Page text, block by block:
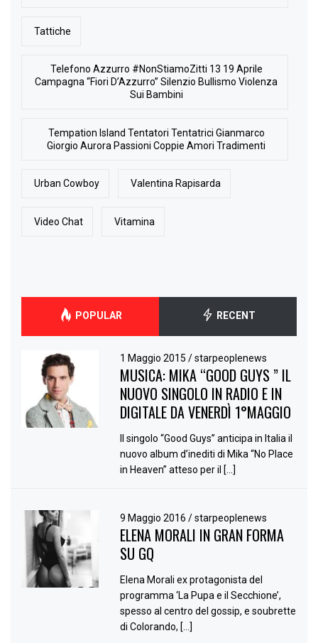
Tattiche
Telefono Azzurro #NonStiamoZitti 13 19 Aprile
Campagna “Fiori D’Azzurro” Silenzio Bullismo Violenza
Sui Bambini
Tempation Island Tentatori Tentatrici Gianmarco
Giorgio Aurora Passioni Coppie Amori Tradimenti
Urban Cowboy Valentina Rapisarda
Video Chat Vitamina
POPULAR RECENT
1 Maggio 2015/ starpeoplenews
MUSICA: MIKA “GOOD GUYS ” IL
NUOVO SINGOLO IN RADIO E IN
DIGITALE DA VENERDÌ 1°MAGGIO
Il singolo “Good Guys” anticipa in Italia il
nuovo album d’inediti di Mika “No Place
in Heaven” atteso per il […]
9 Maggio 2016/ starpeoplenews
ELENA MORALI IN GRAN FORMA
SU GQ
Elena Morali ex protagonista del
programma ‘La Pupa e il Secchione’,
spesso al centro del gossip, e soubrette
di Colorando, […]